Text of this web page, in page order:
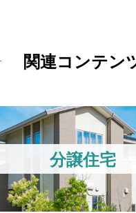
関連コンテン
分譲住宅